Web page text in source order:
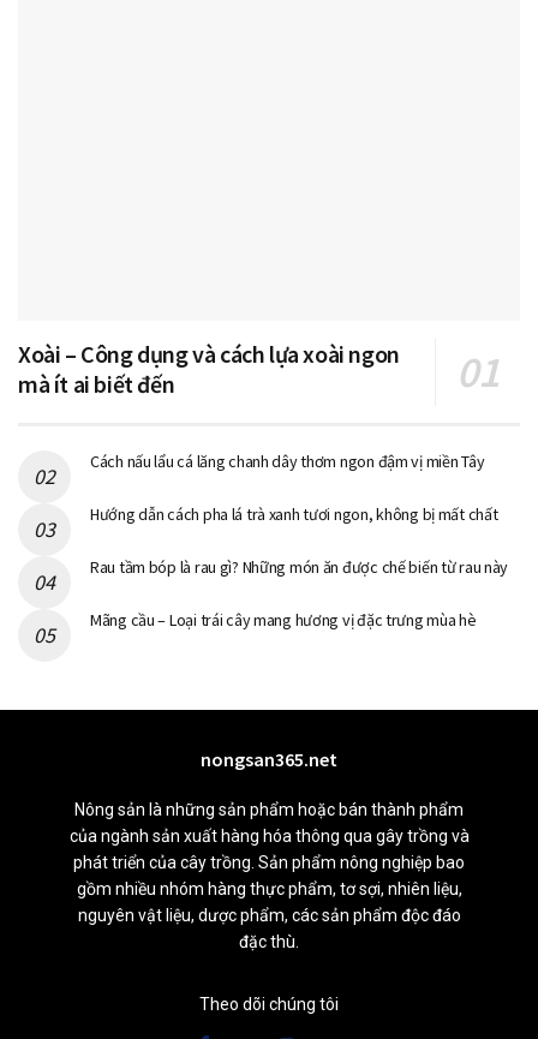
Xoài – Công dụng và cách lựa xoài ngon
mà ít ai biết đến
Cách nấu lẩu cá lăng chanh dây thơm ngon đậm vị miền Tây
Hướng dẫn cách pha lá trà xanh tươi ngon, không bị mất chất
Rau tầm bóp là rau gì? Những món ăn được chế biến từ rau này
Mãng cầu – Loại trái cây mang hương vị đặc trưng mùa hè
nongsan365.net
Nông sản là những sản phẩm hoặc bán thành phẩm
của ngành sản xuất hàng hóa thông qua gây trồng và
phát triển của cây trồng. Sản phẩm nông nghiệp bao
gồm nhiều nhóm hàng thực phẩm, tơ sợi, nhiên liệu,
nguyên vật liệu, dược phẩm, các sản phẩm độc đáo
đặc thù.
Theo dõi chúng tôi